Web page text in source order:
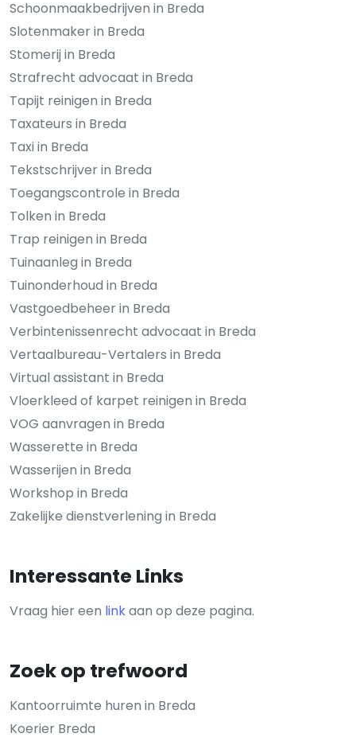
Schoonmaakbedrijven in Breda
Slotenmaker in Breda
Stomerij in Breda
Strafrecht advocaat in Breda
Tapijt reinigen in Breda
Taxateurs in Breda
Taxi in Breda
Tekstschrijver in Breda
Toegangscontrole in Breda
Tolken in Breda
Trap reinigen in Breda
Tuinaanleg in Breda
Tuinonderhoud in Breda
Vastgoedbeheer in Breda
Verbintenissenrecht advocaat in Breda
Vertaalbureau-Vertalers in Breda
Virtual assistant in Breda
Vloerkleed of karpet reinigen in Breda
VOG aanvragen in Breda
Wasserette in Breda
Wasserijen in Breda
Workshop in Breda
Zakelijke dienstverlening in Breda
Interessante Links
Vraag hier een linkaan op deze pagina.
Zoek op trefwoord
Kantoorruimte huren in Breda
Koerier Breda